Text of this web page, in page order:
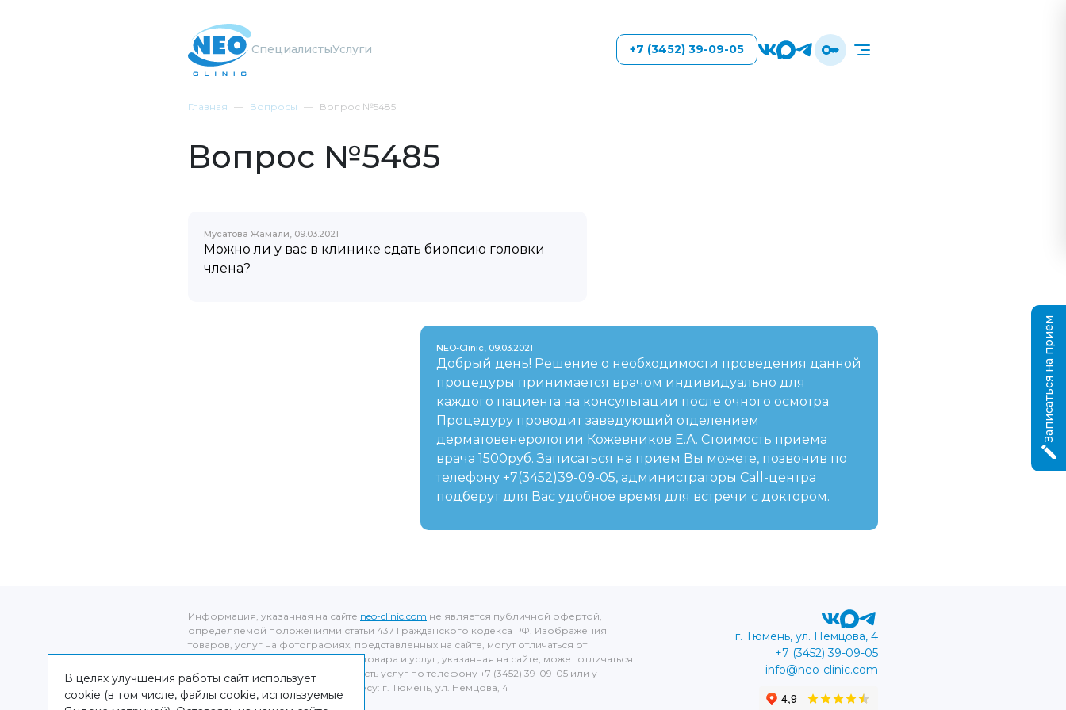
СпециалистыУслуги +7 (3452) 39-09-05
Главная Вопросы Вопрос №5485
Вопрос №5485
Мусатова Жамали, 09.03.2021
Можно ли у вас в клинике сдать биопсию головки
члена?
NEO-Clinic, 09.03.2021
Добрый день! Решение о необходимости проведения данной
процедуры принимается врачом индивидуально для
каждого пациента на консультации после очного осмотра.
Процедуру проводит заведующий отделением
дерматовенерологии Кожевников Е.А. Стоимость приема
врача 1500руб. Записаться на прием Вы можете, позвонив по
телефону +7(3452)39-09-05, администраторы Call-центра
подберут для Вас удобное время для встречи с доктором.
Информация, указанная на сайте neo-clinic.com не является публичной офертой,
определяемой положениями статьи 437 Гражданского кодекса РФ. Изображения
товаров, услуг на фотографиях, представленных на сайте, могут отличаться от
оригиналов. Информация о цене товара и услуг, указанная на сайте, может отличаться
от фактической, уточняйте стоимость услуг по телефону +7 (3452) 39-09-05 или у
администраторов клиники по адресу: г. Тюмень, ул. Немцова, 4
г. Тюмень, ул. Немцова, 4
+7 (3452) 39-09-05
info@neo-clinic.com
В целях улучшения работы сайт использует
cookie (в том числе, файлы cookie, используемые
Записаться на приём